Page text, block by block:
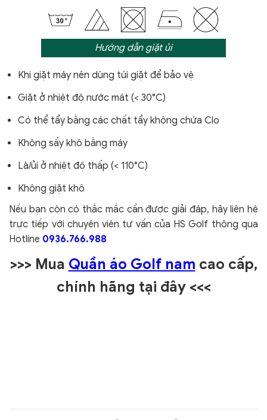
Hướng dẫn giặt ủi
Khi giặt máy nên dùng túi giặt để bảo vệ
Giặt ở nhiệt độ nước mát (< 30°C)
Có thể tẩy bằng các chất tẩy không chứa Clo
Không sấy khô bằng máy
Là/ủi ở nhiệt độ thấp (< 110°C)
Không giặt khô
Nếu bạn còn có thắc mắc cần được giải đáp, hãy liên hệ
trực tiếp với chuyên viên tư vấn của HS Golf thông qua
Hotline 0936.766.988
>>> Mua Quần áo Golf nam cao cấp,
chính hãng tại đây <<<